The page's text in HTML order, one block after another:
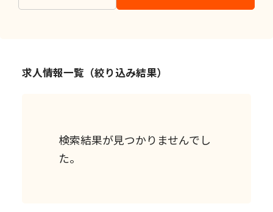
求人情報一覧（絞り込み結果）
検索結果が見つかりませんでし
た。